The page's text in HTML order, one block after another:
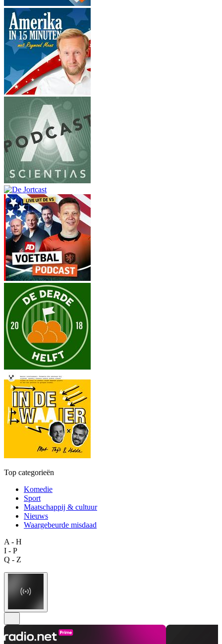
Top categorieën
Komedie
Sport
Maatschappij & cultuur
Nieuws
Waargebeurde misdaad
A - H
I - P
Q - Z